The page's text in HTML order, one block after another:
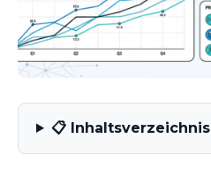
📋 Inhaltsverzeichnis